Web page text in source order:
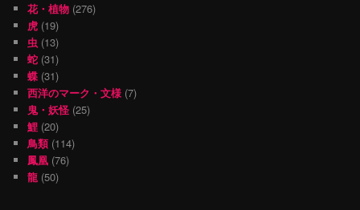
花・植物 (276)
虎 (19)
虫 (13)
蛇 (31)
蝶 (31)
西洋のマーク・文様 (7)
鬼・妖怪 (25)
鯉 (20)
鳥類(114)
鳳凰 (76)
龍 (50)